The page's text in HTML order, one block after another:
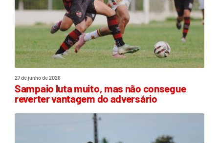
27 de junho de 2026
Sampaio luta muito, mas não consegue
reverter vantagem do adversário